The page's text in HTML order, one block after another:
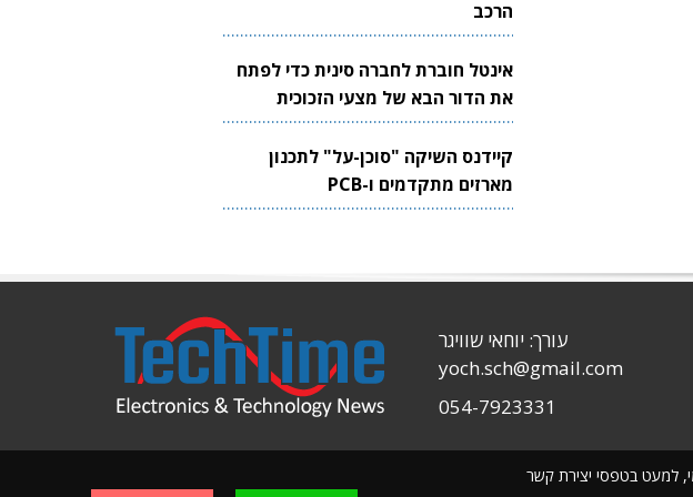
הרכב
אינטל חוברת לחברה סינית כדי לפתח
את הדור הבא של מצעי הזכוכית
לשבבים
קיידנס השיקה "סוכן-על" לתכנון
מארזים מתקדמים ו-PCB
למעט בטפסי יצירת קשר
עורך: יוחאי שוויגר
yoch.sch@gmail.com
054-7923331